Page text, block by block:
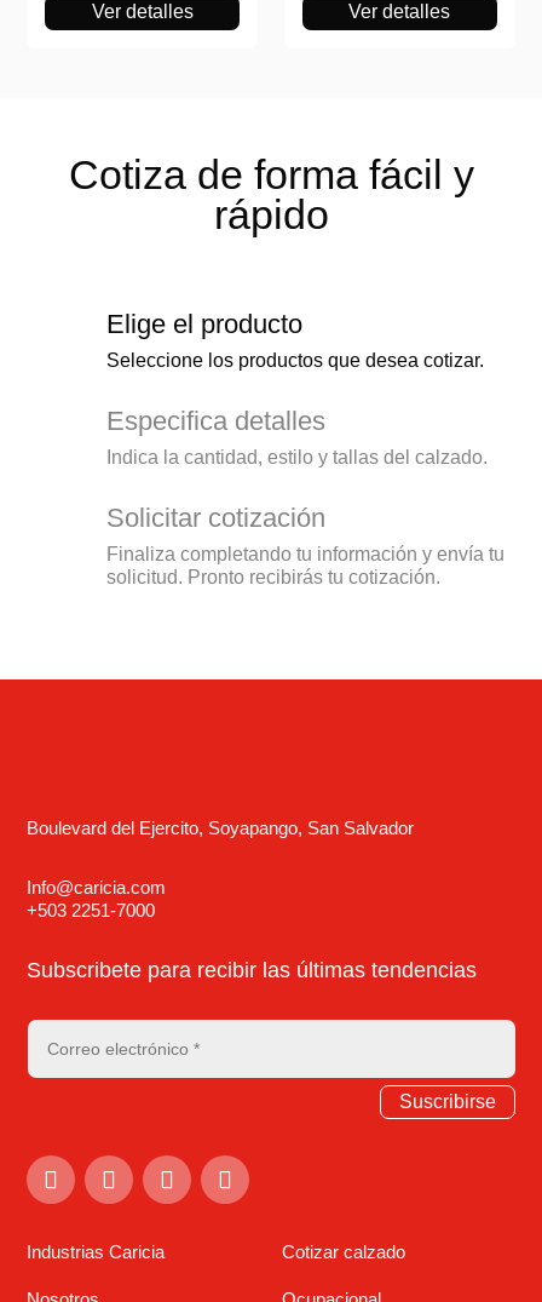
Ver detalles Ver detalles
Cotiza de forma fácil y
rápido
Elige el producto
Seleccione los productos que desea cotizar.
Especifica detalles
Indica la cantidad, estilo y tallas del calzado.
Solicitar cotización
Finaliza completando tu información y envía tu
solicitud. Pronto recibirás tu cotización.
Boulevard del Ejercito, Soyapango, San Salvador
Info@caricia.com
+503 2251-7000
Industrias Caricia Cotizar calzado
Subscribete para recibir las últimas tendencias
Suscribirse